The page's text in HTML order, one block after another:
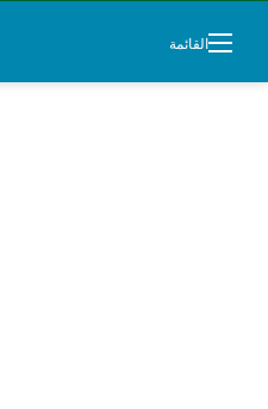
القائمة